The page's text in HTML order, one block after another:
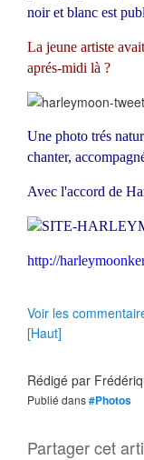
noir et blanc est
La jeune artiste
aprés-midi là ?
Une photo trés
chanter,
Avec l'accord de
http://
Voir les
[Haut]
Rédigé par
Publié dans#Photos
Partager cet